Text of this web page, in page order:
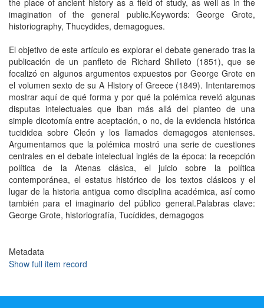
the place of ancient history as a field of study, as well as in the
imagination of the general public.Keywords: George Grote,
historiography, Thucydides, demagogues.
El objetivo de este artículo es explorar el debate generado tras la
publicación de un panfleto de Richard Shilleto (1851), que se
focalizó en algunos argumentos expuestos por George Grote en
el volumen sexto de su A History of Greece (1849). Intentaremos
mostrar aquí de qué forma y por qué la polémica reveló algunas
disputas intelectuales que iban más allá del planteo de una
simple dicotomía entre aceptación, o no, de la evidencia histórica
tucididea sobre Cleón y los llamados demagogos atenienses.
Argumentamos que la polémica mostró una serie de cuestiones
centrales en el debate intelectual inglés de la época: la recepción
política de la Atenas clásica, el juicio sobre la política
contemporánea, el estatus histórico de los textos clásicos y el
lugar de la historia antigua como disciplina académica, así como
también para el imaginario del público general.Palabras clave:
George Grote, historiografía, Tucídides, demagogos
Metadata
Show full item record